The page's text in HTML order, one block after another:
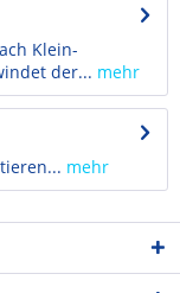
Klein-
der... mehr
mehr